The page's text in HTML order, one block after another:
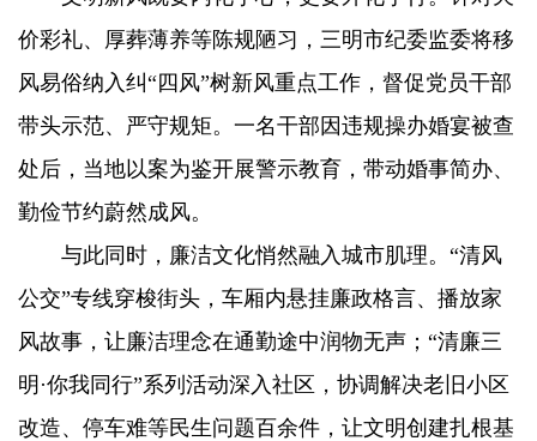
价彩礼、厚葬薄养等陈规陋习，三明市纪委监委将移
风易俗纳入纠“四风”树新风重点工作，督促党员干部
带头示范、严守规矩。一名干部因违规操办婚宴被查
处后，当地以案为鉴开展警示教育，带动婚事简办、
勤俭节约蔚然成风。
与此同时，廉洁文化悄然融入城市肌理。“清风
公交”专线穿梭街头，车厢内悬挂廉政格言、播放家
风故事，让廉洁理念在通勤途中润物无声；“清廉三
明·你我同行”系列活动深入社区，协调解决老旧小区
改造、停车难等民生问题百余件，让文明创建扎根基